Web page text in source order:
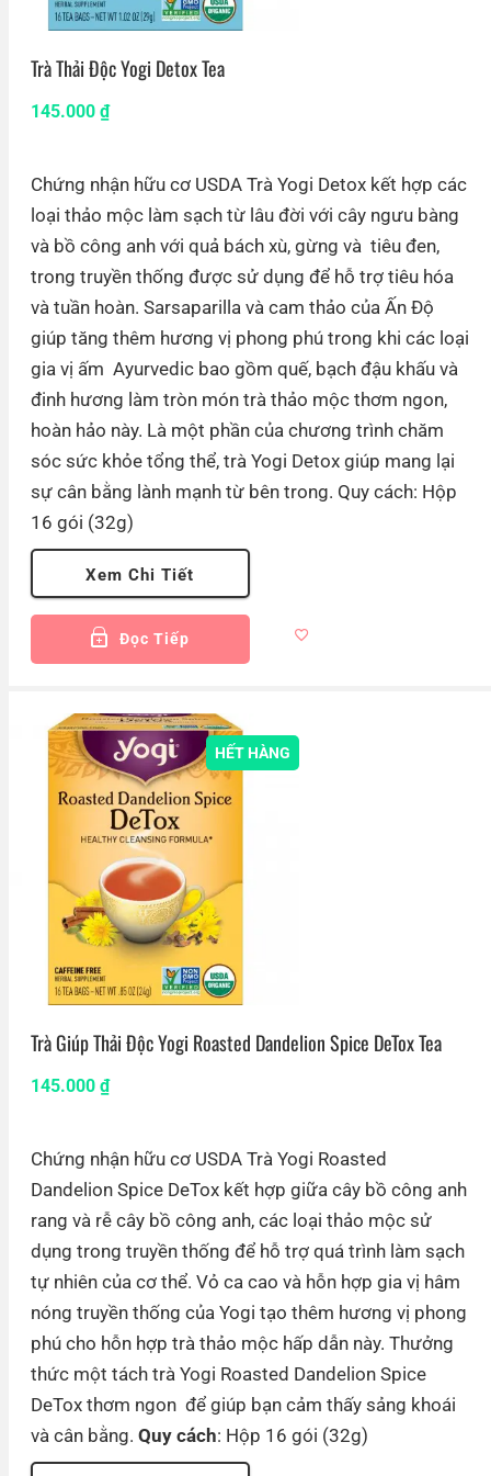
Trà Thải Độc Yogi Detox Tea
145.000 ₫
Chứng nhận hữu cơ USDA Trà Yogi Detox kết hợp các
loại thảo mộc làm sạch từ lâu đời với cây ngưu bàng
và bồ công anh với quả bách xù, gừng và tiêu đen,
trong truyền thống được sử dụng để hỗ trợ tiêu hóa
và tuần hoàn. Sarsaparilla và cam thảo của Ấn Độ
giúp tăng thêm hương vị phong phú trong khi các loại
gia vị ấm Ayurvedic bao gồm quế, bạch đậu khấu và
đinh hương làm tròn món trà thảo mộc thơm ngon,
hoàn hảo này. Là một phần của chương trình chăm
sóc sức khỏe tổng thể, trà Yogi Detox giúp mang lại
sự cân bằng lành mạnh từ bên trong. Quy cách: Hộp
16 gói (32g)
Xem Chi Tiết
Đọc Tiếp
HẾT HÀNG
Trà Giúp Thải Độc Yogi Roasted Dandelion Spice DeTox Tea
145.000 ₫
Chứng nhận hữu cơ USDA Trà Yogi Roasted
Dandelion Spice DeTox kết hợp giữa cây bồ công anh
rang và rễ cây bồ công anh, các loại thảo mộc sử
dụng trong truyền thống để hỗ trợ quá trình làm sạch
tự nhiên của cơ thể. Vỏ ca cao và hỗn hợp gia vị hâm
nóng truyền thống của Yogi tạo thêm hương vị phong
phú cho hỗn hợp trà thảo mộc hấp dẫn này. Thưởng
thức một tách trà Yogi Roasted Dandelion Spice
DeTox thơm ngon để giúp bạn cảm thấy sảng khoái
và cân bằng. Quy cách: Hộp 16 gói (32g)